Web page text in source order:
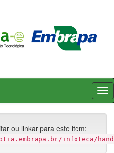
ou linkar para este item:
infoteca/